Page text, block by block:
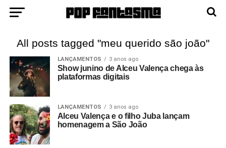
All posts tagged "meu querido são joão"
LANÇAMENTOS 3 anos ago
Show junino de Alceu Valença chega às
plataformas digitais
LANÇAMENTOS 3 anos ago
Alceu Valença e o filho Juba lançam
homenagem a São João